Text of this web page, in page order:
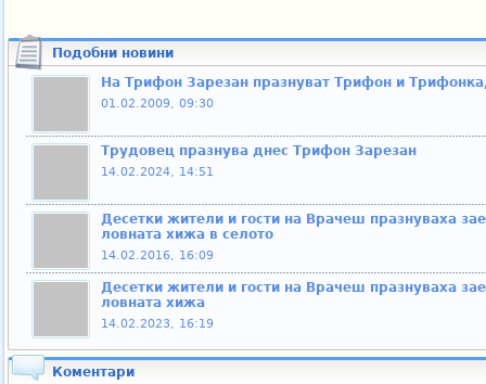
Подобни новини
На Трифон Зарезан празнуват Трифон и
01.02.2009, 09:30
Трудовец празнува днес Трифон Зарезан
14.02.2024, 14:51
Десетки жители и гости на Врачеш празнуваха
ловната хижа в селото
14.02.2016, 16:09
Десетки жители и гости на Врачеш празнуваха
ловната хижа
14.02.2023, 16:19
Коментари